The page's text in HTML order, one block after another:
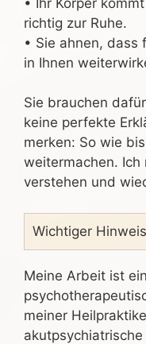
richtig zur Ruhe.
• Sie ahnen, dass
in Ihnen
Sie brauchen
keine perfekte
merken: So wie
weitermachen.
verstehen und
Wichtiger Hinweis
Meine Arbeit ist
meiner